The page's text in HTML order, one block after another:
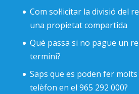
Com sol·licitar la divisió del
una propietat compartida
Què passa si no pague un
termini?
Saps que es poden fer
telèfon en el 965 292 000?